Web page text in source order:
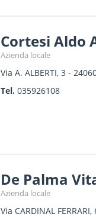
Cortesi Aldo
Azienda locale
Via A. ALBERTI, 3-
Tel. 035926108
De Palma
Azienda locale
Via CARDINAL FERRARI,